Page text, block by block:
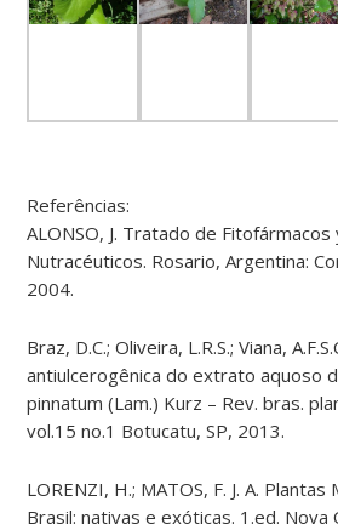
Referências:
ALONSO, J. Tratado de Fitofármacos
Nutracéuticos. Rosario, Argentina:
2004.
Braz, D.C.; Oliveira, L.R.S.; Viana,
antiulcerogênica do extrato aquoso
pinnatum (Lam.) Kurz – Rev. bras.
vol.15 no.1 Botucatu, SP, 2013.
LORENZI, H.; MATOS, F. J. A. Plantas
Brasil: nativas e exóticas. 1.ed. Nova